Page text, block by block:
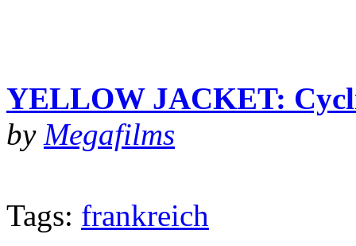
YELLOW JACKET:
by Megafilms
Tags: frankreich